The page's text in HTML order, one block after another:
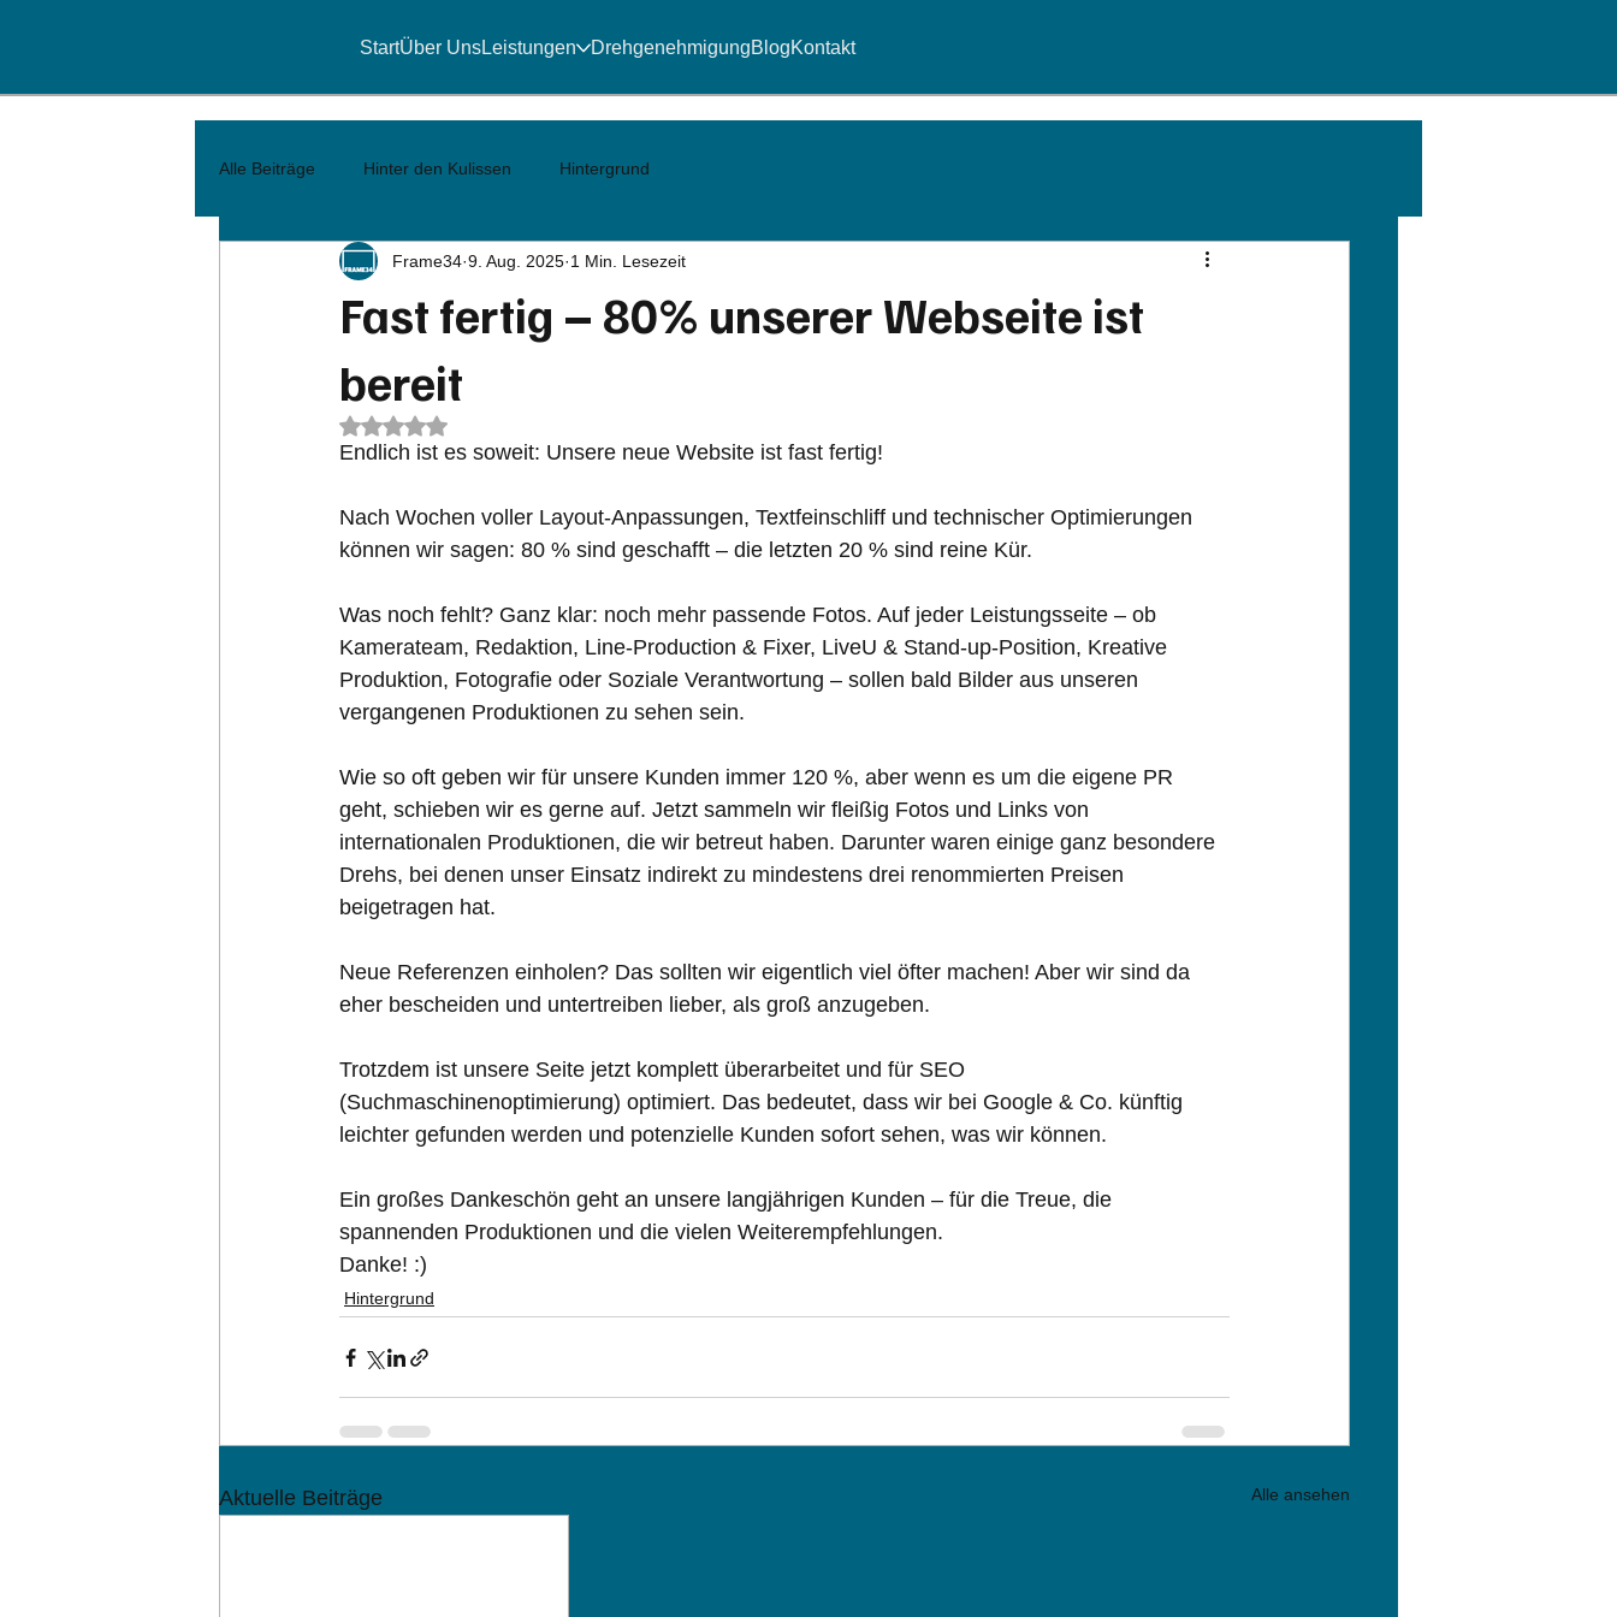
StartÜber UnsLeistungen DrehgenehmigungBlogKontakt
Alle Beiträge Hinter den Kulissen Hintergrund
Fast fertig – 80% unserer Webseite ist
bereit
Frame34 9. Aug. 2025 1 Min. Lesezeit
Mit NaN von 5 Sternen bewertet.
Endlich ist es soweit: Unsere neue Website ist fast fertig!
Nach Wochen voller Layout-Anpassungen, Textfeinschliff und technischer Optimierungen
können wir sagen: 80 % sind geschafft – die letzten 20 % sind reine Kür.
Was noch fehlt? Ganz klar: noch mehr passende Fotos. Auf jeder Leistungsseite – ob
Kamerateam, Redaktion, Line-Production & Fixer, LiveU & Stand-up-Position, Kreative
Produktion, Fotografie oder Soziale Verantwortung – sollen bald Bilder aus unseren
vergangenen Produktionen zu sehen sein.
Wie so oft geben wir für unsere Kunden immer 120 %, aber wenn es um die eigene PR
geht, schieben wir es gerne auf. Jetzt sammeln wir fleißig Fotos und Links von
internationalen Produktionen, die wir betreut haben. Darunter waren einige ganz besondere
Drehs, bei denen unser Einsatz indirekt zu mindestens drei renommierten Preisen
beigetragen hat.
Neue Referenzen einholen? Das sollten wir eigentlich viel öfter machen! Aber wir sind da
eher bescheiden und untertreiben lieber, als groß anzugeben.
Trotzdem ist unsere Seite jetzt komplett überarbeitet und für SEO
(Suchmaschinenoptimierung) optimiert. Das bedeutet, dass wir bei Google & Co. künftig
leichter gefunden werden und potenzielle Kunden sofort sehen, was wir können.
Ein großes Dankeschön geht an unsere langjährigen Kunden – für die Treue, die
spannenden Produktionen und die vielen Weiterempfehlungen.
Danke! :)
Hintergrund
Aktuelle Beiträge Alle ansehen